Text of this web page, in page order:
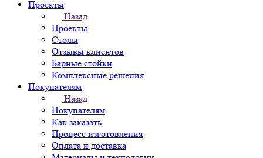
Проекты
Назад
Проекты
Столы
Отзывы клиентов
Барные стойки
Комплексные решения
Покупателям
Назад
Покупателям
Как заказать
Процесс изготовления
Оплата и доставка